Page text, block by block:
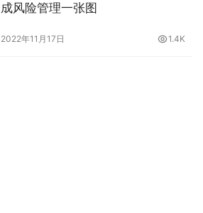
成风险管理一张图
2022年11月17日 1.4K